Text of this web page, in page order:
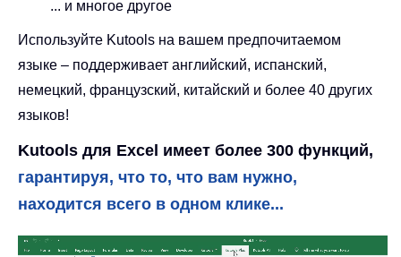
... и многое другое
Используйте Kutools на вашем предпочитаемом
языке – поддерживает английский, испанский,
немецкий, французский, китайский и более 40 других
языков!
Kutools для Excel имеет более 300 функций,
гарантируя, что то, что вам нужно,
находится всего в одном клике...